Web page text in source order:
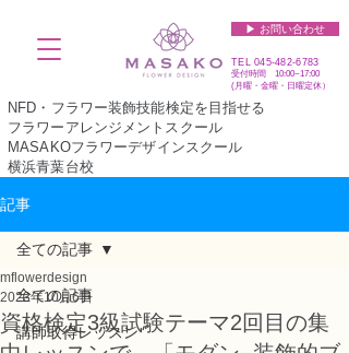
▶︎ お問い合わせ
TEL045-482-6783
受付時間 10:00~17:00​​​
(​月曜・金曜・日曜定休）
NFD・フラワー装飾技能検定を目指せる
フラワーアレンジメントスクール
MASAKOフラワーデザインスクール
横浜青葉台校
記事
全ての記事
講師取得レッスン
全ての記事
資格検定3級試験テーマ2回目の集
mflowerdesign
2023年10月6日